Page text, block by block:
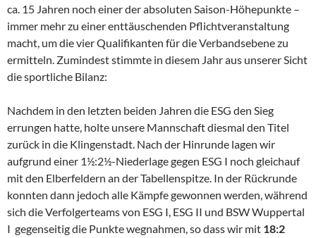
ca. 15 Jahren noch einer der absoluten Saison-Höhepunkte –
immer mehr zu einer enttäuschenden Pflichtveranstaltung
macht, um die vier Qualifikanten für die Verbandsebene zu
ermitteln. Zumindest stimmte in diesem Jahr aus unserer Sicht
die sportliche Bilanz:
Nachdem in den letzten beiden Jahren die ESG den Sieg
errungen hatte, holte unsere Mannschaft diesmal den Titel
zurück in die Klingenstadt. Nach der Hinrunde lagen wir
aufgrund einer 1½:2½-Niederlage gegen ESG I noch gleichauf
mit den Elberfeldern an der Tabellenspitze. In der Rückrunde
konnten dann jedoch alle Kämpfe gewonnen werden, während
sich die Verfolgerteams von ESG I, ESG II und BSW Wuppertal
I gegenseitig die Punkte wegnahmen, so dass wir mit 18:2